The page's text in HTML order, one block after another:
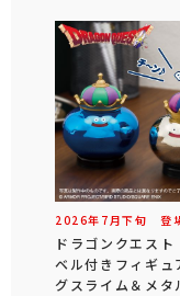
2026年 7 月下旬 登
ドラゴンクエス
ベル付きフィギ
グスライム＆メタ